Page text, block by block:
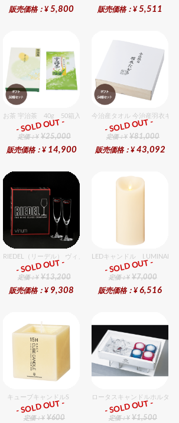
販売価格：¥ 5,800 販売価格：¥ 5,511
お茶 宇治茶 40g 50箱入セット 50個入りセット
ギフト
定価：¥ ¥25,000
販売価格：¥ 14,900
- SOLD OUT -
今治産タオル 今治産羽衣ギ
ギフト
定価：¥ ¥81,000
販売価格：¥ 43,092
- SOLD OUT -
RIEDEL（リーデル） ヴィノム 8 シャンパーニュ 2個入りセ
ギフト
定価：¥ ¥13,200
販売価格：¥ 9,308
- SOLD OUT -
LEDキャンドル
ギフト
定価：¥ ¥7,000
販売価格：¥ 6,516
- SOLD OUT -
キューブキャンドルS
ギフト
定価：¥ ¥600
- SOLD OUT -
ロータスキャンドルホルダ
ギフト
定価：¥ ¥1,500
- SOLD OUT -